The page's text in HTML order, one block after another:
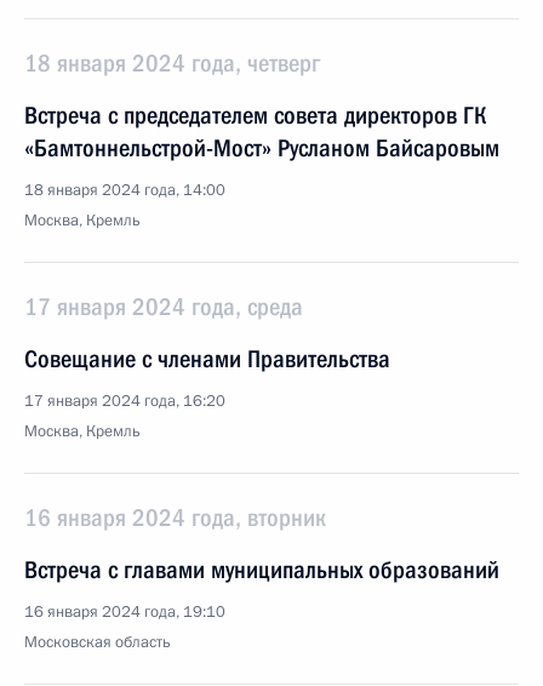
18 января 2024 года, четверг
Встреча с председателем совета директоров ГК
«Бамтоннельстрой-Мост» Русланом Байсаровым
18 января 2024 года, 14:00
Москва, Кремль
17 января 2024 года, среда
Совещание с членами Правительства
17 января 2024 года, 16:20
Москва, Кремль
16 января 2024 года, вторник
Встреча с главами муниципальных образований
16 января 2024 года, 19:10
Московская область